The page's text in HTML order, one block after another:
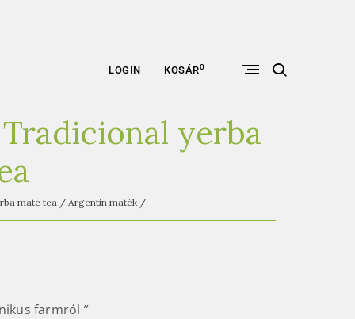
LOGIN KOSÁR0
yerba
mate tea / Argentin maték /
farmról ”